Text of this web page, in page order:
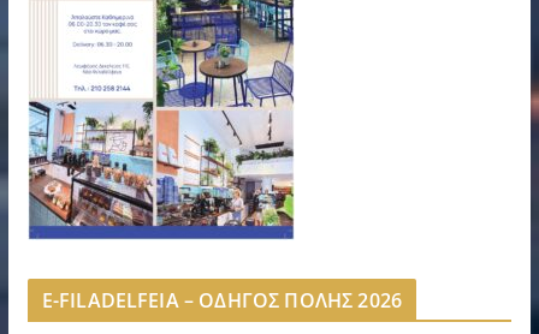
E-FILADELFEIA – ΟΔΗΓΟΣ ΠΟΛΗΣ 2026